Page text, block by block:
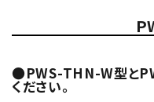
●PWS-THN-W型と
ください。